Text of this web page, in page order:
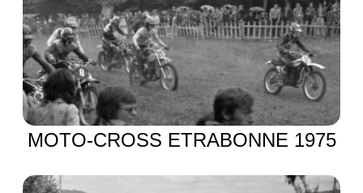
MOTO-CROSS ETRABONNE 1975